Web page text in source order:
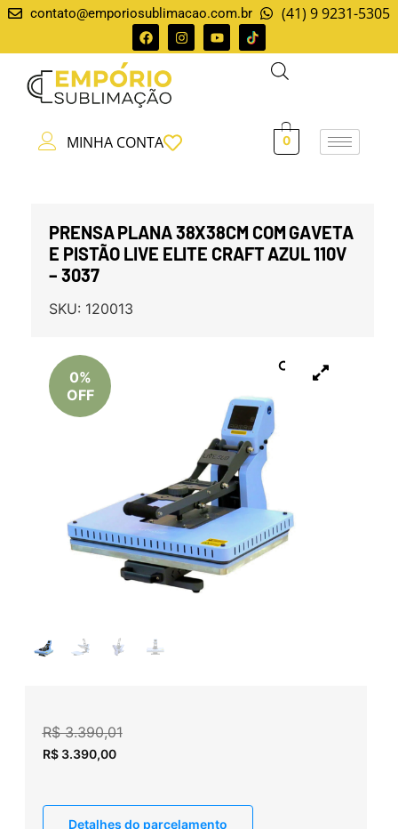
contato@emporiosublimacao.com.br (41) 9 9231-5305
MINHA CONTA 0
PRENSA PLANA 38X38CM COM GAVETA
E PISTÃO LIVE ELITE CRAFT AZUL 110V
– 3037
SKU: 120013
0%
OFF
R$3.390,01
R$3.390,00
Detalhes do parcelamento